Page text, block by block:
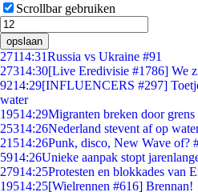
Scrollbar gebruiken
opslaan
27114:31Russia vs Ukraine #91
27314:30[Live Eredivisie #1786] We
9214:29[INFLUENCERS #297]
water
19514:29Migranten breken door
25314:26Nederland stevent af op
21514:26Punk, disco, New Wave of?
5914:26Unieke aanpak stopt
27914:25Protesten en blokkades van
19514:25[Wielrennen #616] Brennan!